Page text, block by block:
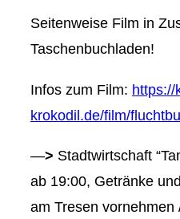
Seitenweise Film in
Taschenbuchladen!
Infos zum Film: https://
krokodil.de/film/
—> Stadtwirtschaft
ab 19:00, Getränke
am Tresen